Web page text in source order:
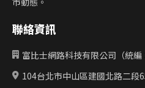
聯絡資訊
富比士網路科技有限公司（統編
104台北市中山區建國北路二段